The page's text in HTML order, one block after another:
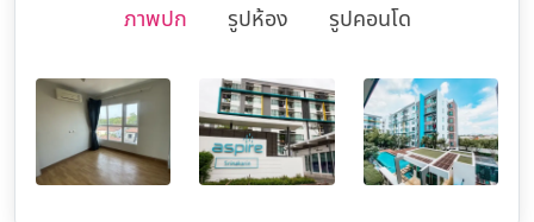
ภาพปก รูปห้อง รูปคอนโด